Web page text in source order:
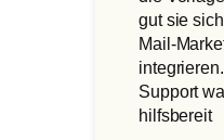
gut sie
Mail-
Support
hilfsbereit